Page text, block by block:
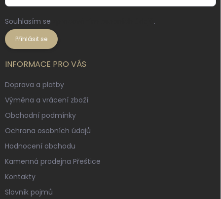
Souhlasím se .
Přihlásit se
INFORMACE PRO VÁS
Doprava a platby
Výměna a vrácení zboží
Obchodní podmínky
Ochrana osobních údajů
Hodnocení obchodu
Kamenná prodejna Přeštice
Kontakty
Slovník pojmů